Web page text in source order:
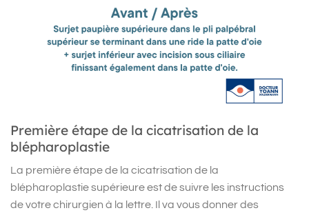
Première étape de la cicatrisation de la
blépharoplastie
La première étape de la cicatrisation de la
blépharoplastie supérieure est de suivre les instructions
de votre chirurgien à la lettre. Il va vous donner des